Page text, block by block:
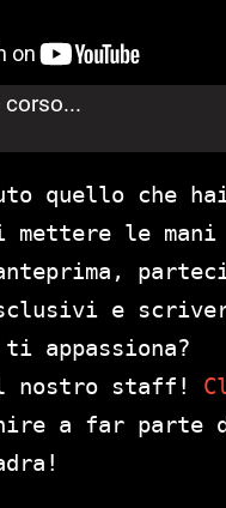
corso...
quello che
mettere le mani
e
appassiona?
nostro staff!
a far parte